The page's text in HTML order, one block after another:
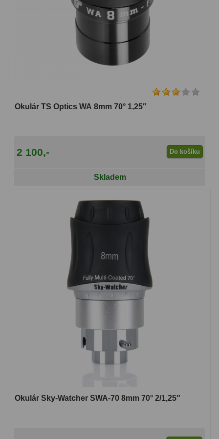
Okulár TS Optics WA 8mm 70° 1,25″
2 100,- Do košíku
Skladem
Okulár Sky-Watcher SWA-70 8mm 70° 2/1,25″